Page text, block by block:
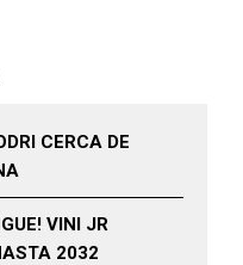
CERCA DE
VINI JR
2032